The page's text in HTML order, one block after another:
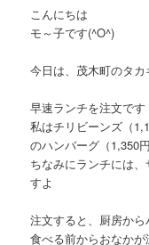
こんにちは
モ～子です(^O^)
今日は、茂木町のタカ
早速ランチを注文です
私はチリビーンズ（
のハンバーグ（1,350
ちなみにランチには
すよ
注文すると、厨房か
食べる前からおなか